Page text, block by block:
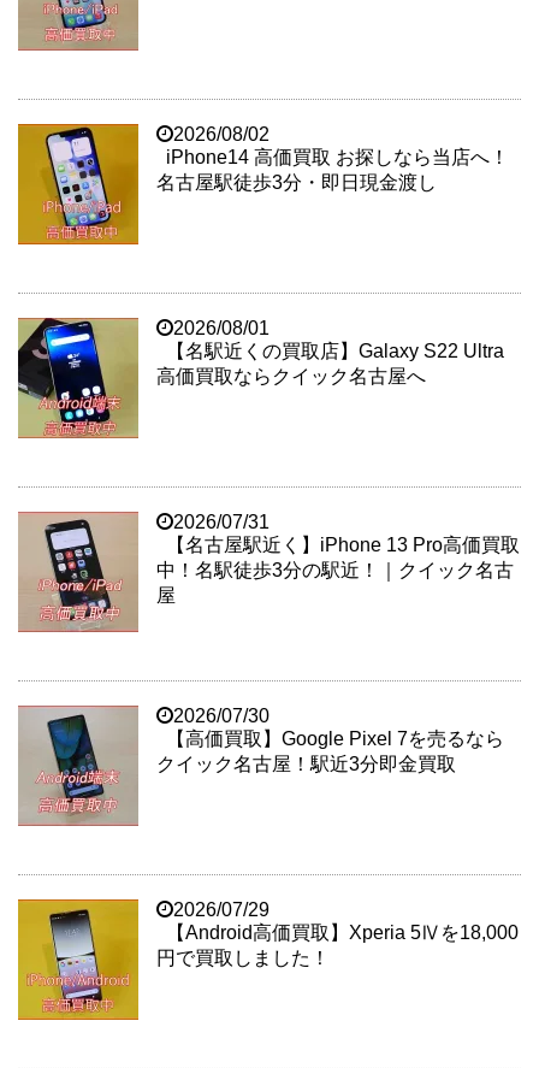
2026/08/02
iPhone14 高価買取 お探しなら当店へ！
名古屋駅徒歩3分・即日現金渡し
2026/08/01
【名駅近くの買取店】Galaxy S22 Ultra
高価買取ならクイック名古屋へ
2026/07/31
【名古屋駅近く】iPhone 13 Pro高価買取
中！名駅徒歩3分の駅近！｜クイック名古
屋
2026/07/30
【高価買取】Google Pixel 7を売るなら
クイック名古屋！駅近3分即金買取
2026/07/29
【Android高価買取】Xperia 5Ⅳを18,000
円で買取しました！